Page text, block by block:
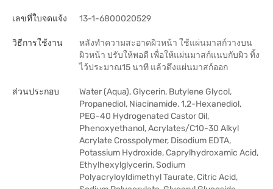
เลขที่ใบจดแจ้ง 13-1-6800020529
วิธีการใช้งาน
หลังทำความสะอาดผิวหน้า ใช้แผ่นมาสก์วางบน
ผิวหน้า ปรับให้พอดี เพื่อให้แผ่นมาสก์แนบกับผิว ทิ้ง
ไว้ประมาณ15 นาที แล้วดึงแผ่นมาสก์ออก
ส่วนประกอบ
Water (Aqua), Glycerin, Butylene Glycol,
Propanediol, Niacinamide, 1,2-Hexanediol,
PEG-40 Hydrogenated Castor Oil,
Phenoxyethanol, Acrylates/C10-30 Alkyl
Acrylate Crosspolymer, Disodium EDTA,
Potassium Hydroxide, Caprylhydroxamic Acid,
Ethylhexylglycerin, Sodium
Polyacryloyldimethyl Taurate, Citric Acid,